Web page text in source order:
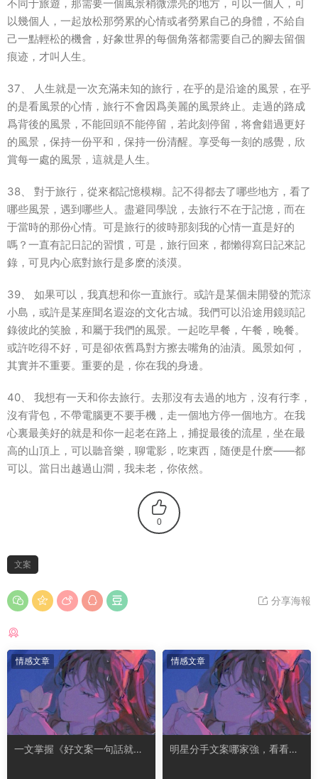
不同于旅遊，那需要一個風景稍微漂亮的地方，可以一個人，可
以幾個人，一起放松那勞累的心情或者勞累自己的身體，不給自
己一點輕松的機會，好象世界的每個角落都需要自己的腳去留個
痕迹，才叫人生。
37、 人生就是一次充滿未知的旅行，在乎的是沿途的風景，在乎
的是看風景的心情，旅行不會因爲美麗的風景終止。走過的路成
爲背後的風景，不能回頭不能停留，若此刻停留，将會錯過更好
的風景，保持一份平和，保持一份清醒。享受每一刻的感覺，欣
賞每一處的風景，這就是人生。
38、 對于旅行，從來都記憶模糊。記不得都去了哪些地方，看了
哪些風景，遇到哪些人。盡避同學說，去旅行不在于記憶，而在
于當時的那份心情。可是旅行的彼時那刻我的心情一直是好的
嗎？一直有記日記的習慣，可是，旅行回來，都懶得寫日記來記
錄，可見内心底對旅行是多麽的淡漠。
39、 如果可以，我真想和你一直旅行。或許是某個未開發的荒涼
小島，或許是某座聞名遐迩的文化古城。我們可以沿途用鏡頭記
錄彼此的笑臉，和屬于我們的風景。一起吃早餐，午餐，晚餐。
或許吃得不好，可是卻依舊爲對方擦去嘴角的油漬。風景如何，
其實并不重要。重要的是，你在我的身邊。
40、 我想有一天和你去旅行。去那沒有去過的地方，沒有行李，
沒有背包，不帶電腦更不要手機，走一個地方停一個地方。在我
心裏最美好的就是和你一起老在路上，捕捉最後的流星，坐在最
高的山頂上，可以聽音樂，聊電影，吃東西，随便是什麽——都
可以。當日出越過山澗，我未老，你依然。
0
文案
分享海報
情感文章
一文掌握《好文案一句話就夠
情感文章
明星分手文案哪家強，看看誰